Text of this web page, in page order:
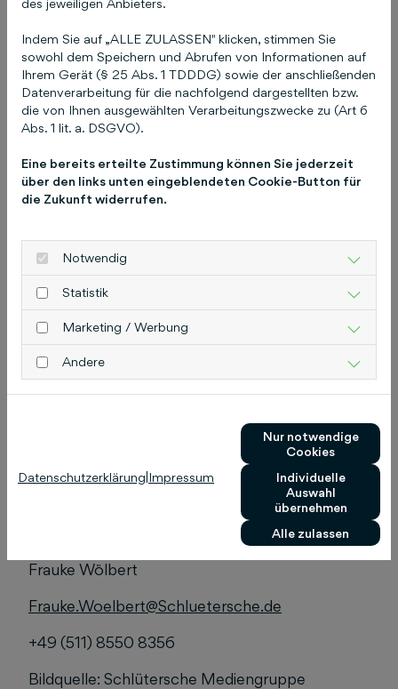
fördern wir junge Talente, die genau diesen
Anspruch leben und den Fachjournalismus von
morgen gestalten."
Dr. Sabine Wilp, langjährige Vorsitzende der Sir-
Greene-Stiftung, übergab drei weitere Preise an
Nachwuchstalente: Lisbeth Schröder ist
Gewinnerin des „Leibniz Stipendium“, Lukas
Wiehler ist Preisträger des „Internationale
Medien Stipendium“ und Paul Weinheimer ist
Greene-Stiftung“.
weitere Höhepunkte: ein Grußwort von Frank
Doods, Leiter der Niedersächsischen
Staatskanzlei, sowie eine eindrucksvolle Keynote
der Journalistin und Autorin Sophia Maier. Sie
schilderte ihre Erfahrungen in Krisengebieten
entscheidend ist, genau hinzusehen und mit den
Menschen, statt nur über sie zu sprechen.
Frauke Wölbert
Frauke.Woelbert@Schluetersche.de
+49 (511) 8550 8356
Bildquelle: Schlütersche Mediengruppe
des jeweiligen Anbieters.
Indem Sie auf „ALLE ZULASSEN" klicken, stimmen Sie
sowohl dem Speichern und Abrufen von Informationen auf
Ihrem Gerät (§ 25 Abs. 1 TDDDG) sowie der anschließenden
Datenverarbeitung für die nachfolgend dargestellten bzw.
die von Ihnen ausgewählten Verarbeitungszwecke zu (Art 6
Abs. 1 lit. a. DSGVO).
Eine bereits erteilte Zustimmung können Sie jederzeit
über den links unten eingeblendeten Cookie-Button für
die Zukunft widerrufen.
Notwendig
Statistik
Marketing / Werbung
Andere
Datenschutzerklärung Impressum
Nur notwendige
Cookies
Individuelle
Auswahl
übernehmen
Alle zulassen